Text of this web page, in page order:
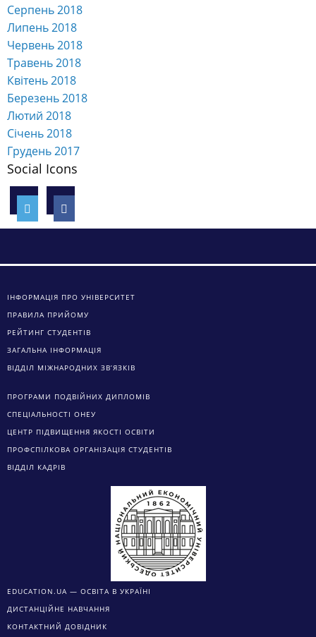
Серпень 2018
Липень 2018
Червень 2018
Травень 2018
Квітень 2018
Березень 2018
Лютий 2018
Січень 2018
Грудень 2017
Social Icons
ІНФОРМАЦІЯ ПРО УНІВЕРСИТЕТ
ПРАВИЛА ПРИЙОМУ
РЕЙТИНГ СТУДЕНТІВ
ЗАГАЛЬНА ІНФОРМАЦІЯ
ВІДДІЛ МІЖНАРОДНИХ ЗВ’ЯЗКІВ
ПРОГРАМИ ПОДВІЙНИХ ДИПЛОМІВ
СПЕЦІАЛЬНОСТІ ОНЕУ
ЦЕНТР ПІДВИЩЕННЯ ЯКОСТІ ОСВІТИ
ПРОФСПІЛКОВА ОРГАНІЗАЦІЯ СТУДЕНТІВ
ВІДДІЛ КАДРІВ
EDUCATION.UA — ОСВІТА В УКРАЇНІ
ДИСТАНЦІЙНЕ НАВЧАННЯ
КОНТАКТНИЙ ДОВІДНИК